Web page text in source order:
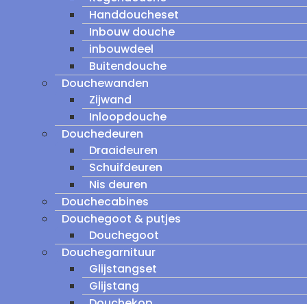
Handdoucheset
Inbouw douche
inbouwdeel
Buitendouche
Douchewanden
Zijwand
Inloopdouche
Douchedeuren
Draaideuren
Schuifdeuren
Nis deuren
Douchecabines
Douchegoot & putjes
Douchegoot
Douchegarnituur
Glijstangset
Glijstang